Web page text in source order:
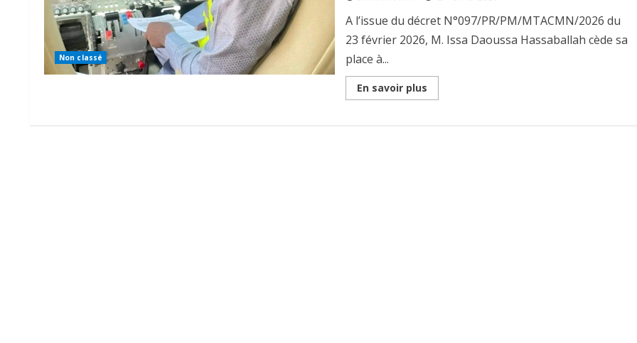
Non classé
A l’issue du décret N°097/PR/PM/MTACMN/2026 du
23 février 2026, M. Issa Daoussa Hassaballah cède sa
place à...
En savoir plusRead
more